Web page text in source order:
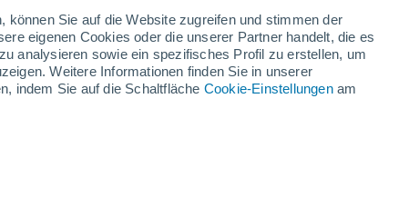
Sie auf die Website zugreifen und stimmen der
eigenen Cookies oder die unserer Partner handelt, die es
analysieren sowie ein spezifisches Profil zu erstellen, um
Weitere Informationen finden Sie in unserer
indem Sie auf die Schaltfläche Cookie-Einstellungenam